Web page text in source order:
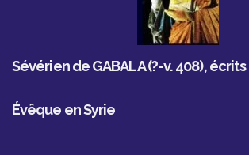
Sévérien de GABALA (?-v. 408), écrits
Évêque en Syrie